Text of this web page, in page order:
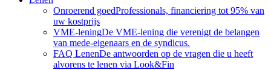
Onroerend goedProfessionals, financiering tot 95% van
uw kostprijs
VME-leningDe VME-lening die verenigt de belangen
van mede-eigenaars en de syndicus.
FAQ LenenDe antwoorden op de vragen die u heeft
alvorens te lenen via Look&Fin